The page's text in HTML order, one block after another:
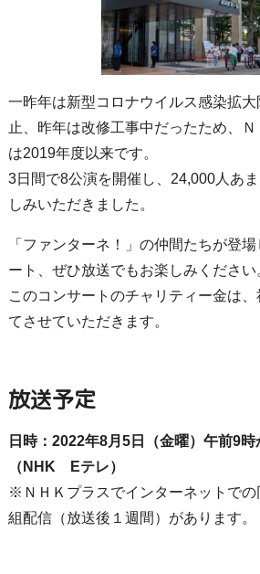
一昨年は新型コロナウイルス感染拡
止、昨年は改修工事中だったため、
は2019年度以来です。
3日間で8公演を開催し、24,000人あ
しみいただきました。
「ファンターネ！」の仲間たちが登
ート、ぜひ放送でもお楽しみください
このコンサートのチャリティー金は
てさせていただきます。
放送予定
日時：2022年8月5日（金曜）午前9
（NHK Eテレ）
※ＮＨＫプラスでインターネットでの
組配信（放送後１週間）があります。